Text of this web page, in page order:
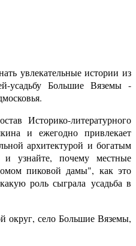
увлекательные истории из
усадьбу Большие Вяземы -
Историко-литературного
и ежегодно привлекает
архитектурой и богатым
узнайте, почему местные
пиковой дамы", как это
роль сыграла усадьба в
округ, село Большие Вяземы,